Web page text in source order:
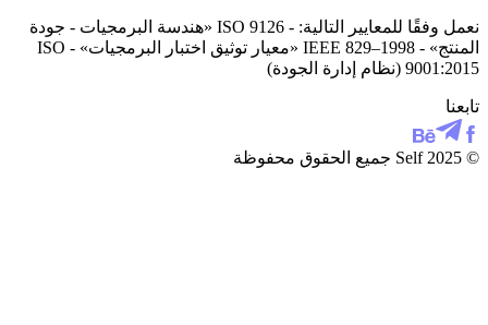
نعمل وفقًا للمعايير التالية: - ISO 9126 «هندسة البرمجيات - جودة
المنتج» - IEEE 829–1998 «معيار توثيق اختبار البرمجيات» - ISO
9001:2015 (نظام إدارة الجودة)
تابعنا
© 2025 Self جميع الحقوق محفوظة